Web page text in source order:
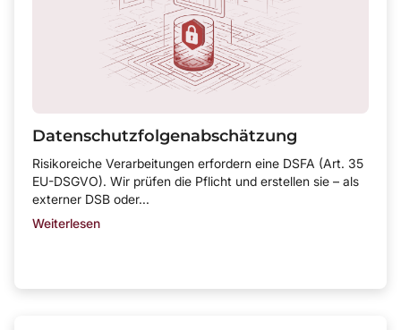
Datenschutzfolgenabschätzung
Risikoreiche Verarbeitungen erfordern eine DSFA (Art. 35
EU-DSGVO). Wir prüfen die Pflicht und erstellen sie – als
externer DSB oder...
Weiterlesen